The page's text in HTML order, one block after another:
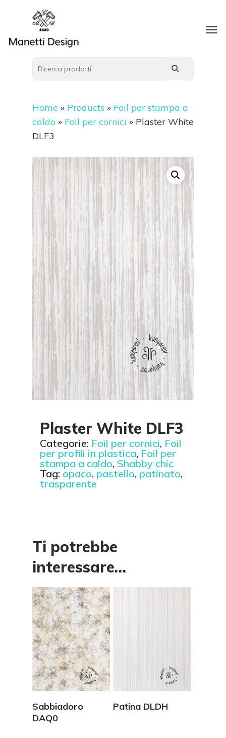
Home » Products » Foil per stampa a
caldo » Foil per cornici » Plaster White
DLF3
Plaster White DLF3
Categorie: Foil per cornici, Foil
per profili in plastica, Foil per
stampa a caldo, Shabby chic
Tag: opaco, pastello, patinato,
trasparente
Ti potrebbe
interessare…
Sabbiadoro
DAQ0
Patina DLDH